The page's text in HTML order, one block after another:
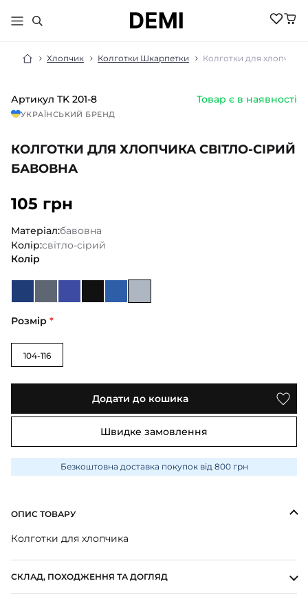
Хлопчик Колготки Шкарпетки Колготки для хлопчика
Артикул TK 201-8 Товар є в наявності
УКРАЇНСЬКИЙ БРЕНД
КОЛГОТКИ ДЛЯ ХЛОПЧИКА СВІТЛО-СІРИЙ
БАВОВНА
105 грн
Матеріал:бавовна
Колір:світло-сірий
Колір
Розмір *
104-116
Додати до кошика
Швидке замовлення
Безкоштовна доставка покупок від 800 грн
ОПИС ТОВАРУ
Колготки для хлопчика
СКЛАД, ПОХОДЖЕННЯ ТА ДОГЛЯД
МАЛЮКАМ
НОВИНКИ
РОЗПРОДАЖ
АКСЕСУАРИ
БІЛИЗНА ПІЖАМИ
БОДІ ПІСОЧНИКИ
ЖИЛЕТИ
КОЛГОТКИ
КОМБІНЕЗОНИ
КОФТИНКИ
ПЕЛЮШКА-КОКОН
З ШАПОЧКОЮ
СУКНІ
ЧОЛОВІЧКИ СЛІПИ
НОВИНКИ
БІЛИЗНА
БОМБЕРИ КУРТКИ
ВЕЛОСИПЕДКИ
КОЛГОТКИ
ШКАРПЕТКИ
КОСТЮМИ
КОМПЛЕКТИ
ЛОНГСЛІВИ
ЛОСИНИ
СУКНІ
ШАПКИ ПОВ'ЯЗКИ
РОЗПРОДАЖ
БІЛИЗНА
ГОЛЬФИ
КОМПЛЕКТИ
КУРТКИ
БОМБЕРИ
ТЕРМОБІЛИЗНА
ХУДІ ЛОНГСЛІВИ
СВІТШОТИ
ЖІНКИ
БІЛИЗНА
ПІЖАМИ
КОМПЛЕКТИ
ФУТБОЛКИ
СЛІДИ